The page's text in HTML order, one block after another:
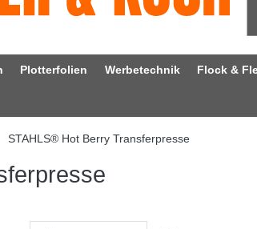
Plotterfolien Werbetechnik Flock &
STAHLS® Hot Berry Transferpresse